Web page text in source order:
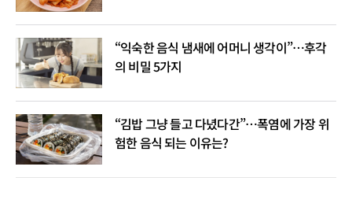
“익숙한 음식 냄새에 어머니 생각이”…후각
의 비밀 5가지
“김밥 그냥 들고 다녔다간”…폭염에 가장 위
험한 음식 되는 이유는?